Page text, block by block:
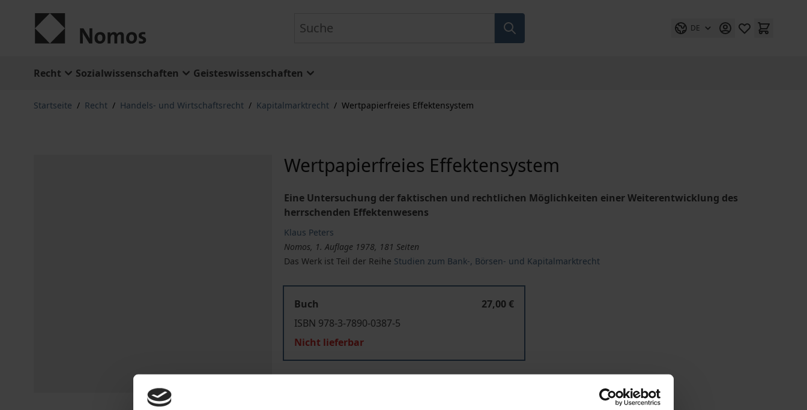
DE
Recht Sozialwissenschaften Geisteswissenschaften
Startseite / Recht / Handels- und Wirtschaftsrecht / Kapitalmarktrecht / Wertpapierfreies Effektensystem
Wertpapierfreies Effektensystem
Eine Untersuchung der faktischen und rechtlichen Möglichkeiten einer Weiterentwicklung des
herrschenden Effektenwesens
Klaus Peters
Nomos, 1. Auflage 1978, 181 Seiten
Das Werk ist Teil der Reihe Studien zum Bank-, Börsen- und Kapitalmarktrecht
Buch
27,00 €
ISBN 978-3-7890-0387-5
Nicht lieferbar